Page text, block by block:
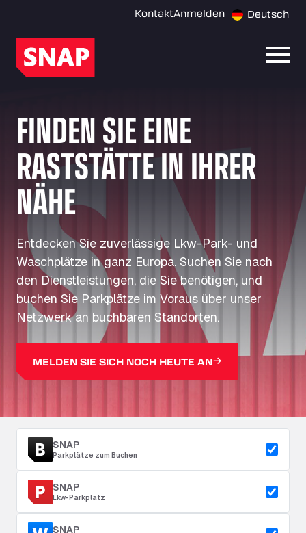
KontaktAnmelden Deutsch
FINDEN SIE EINE
RASTSTÄTTE IN IHRER
NÄHE
Entdecken Sie zuverlässige Lkw-Park- und
Waschplätze in ganz Europa. Suchen Sie nach
den Dienstleistungen, die Sie benötigen, und
buchen Sie Parkplätze im Voraus über unser
Netzwerk an buchbaren Standorten.
MELDEN SIE SICH NOCH HEUTE AN
SNAP
Parkplätze zum Buchen
SNAP
Lkw-Parkplatz
SNAP